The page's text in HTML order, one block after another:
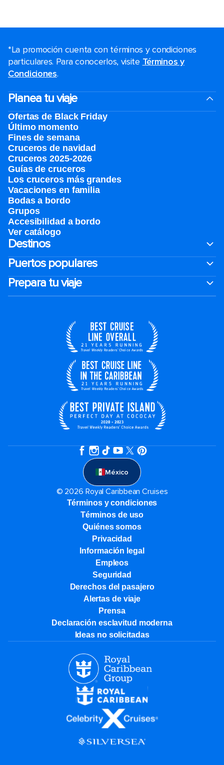
*La promoción cuenta con términos y condiciones
particulares. Para conocerlos, visite Términos y
Condiciones.
Planea tu viaje
Ofertas de Black Friday
Último momento
Fines de semana
Cruceros de navidad
Cruceros 2025-2026
Guías de cruceros
Los cruceros más grandes
Vacaciones en familia
Bodas a bordo
Grupos
Accesibilidad a bordo
Ver catálogo
Destinos
Puertos populares
Prepara tu viaje
México
© 2026 Royal Caribbean Cruises
Términos y condiciones
Términos de uso
Quiénes somos
Privacidad
Información legal
Empleos
Seguridad
Derechos del pasajero
Alertas de viaje
Prensa
Declaración esclavitud moderna
Ideas no solicitadas